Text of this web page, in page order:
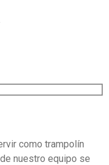
como trampolín
nuestro equipo se